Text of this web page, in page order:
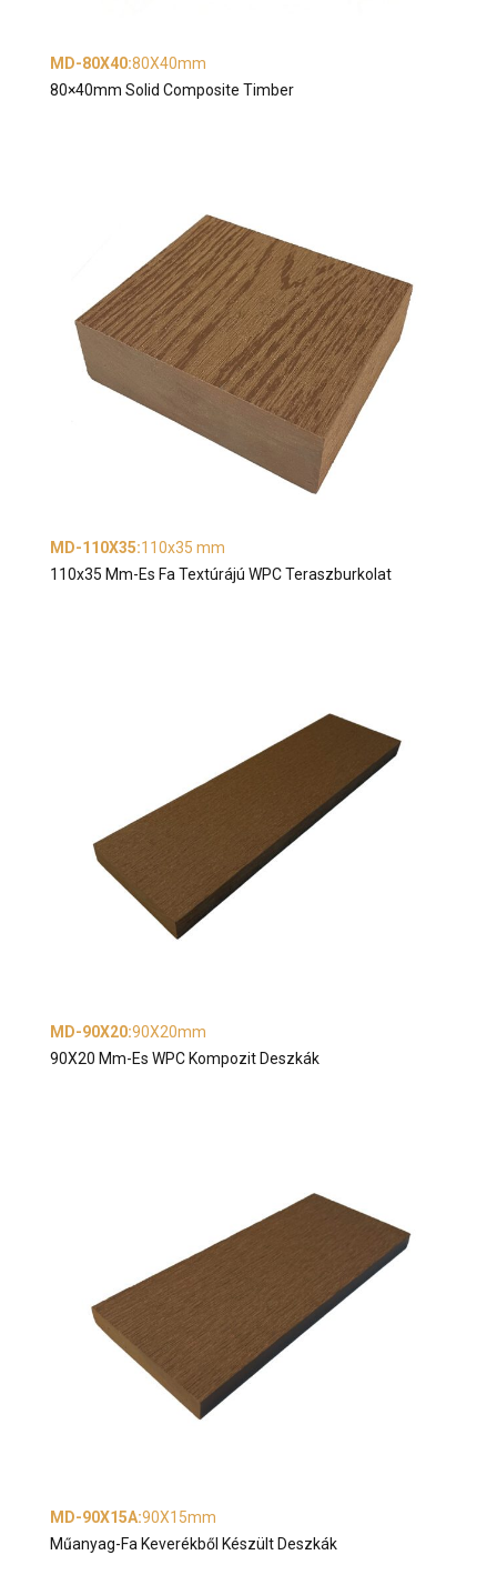
MD-80X40:80X40mm
80×40mm Solid Composite Timber
MD-110X35:110x35 mm
110x35 Mm-Es Fa Textúrájú WPC Teraszburkolat
MD-90X20:90X20mm
90X20 Mm-Es WPC Kompozit Deszkák
MD-90X15A:90X15mm
Műanyag-Fa Keverékből Készült Deszkák